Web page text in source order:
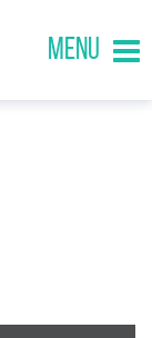
MENU